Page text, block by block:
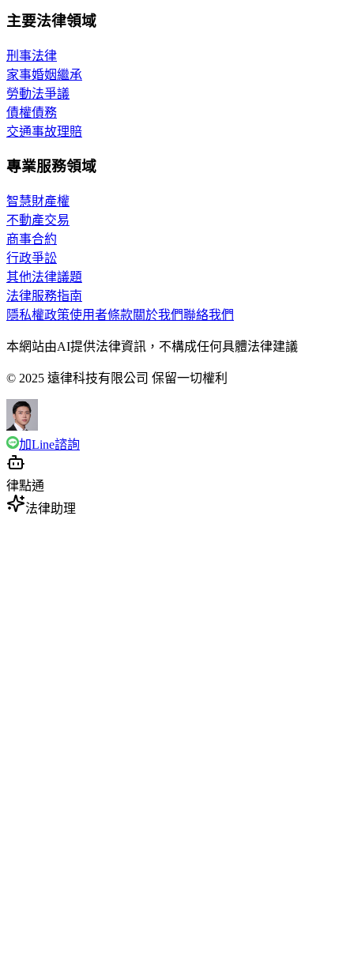
主要法律領域
刑事法律
家事婚姻繼承
勞動法爭議
債權債務
交通事故理賠
專業服務領域
智慧財產權
不動產交易
商事合約
行政爭訟
其他法律議題
法律服務指南
隱私權政策使用者條款關於我們聯絡我們
本網站由AI提供法律資訊，不構成任何具體法律建議
© 2025 遠律科技有限公司 保留一切權利
加Line諮詢
律點通
法律助理